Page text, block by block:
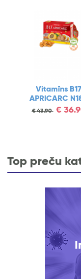
Vitamīns B17
APRICARC
€43.90 €
Top preču